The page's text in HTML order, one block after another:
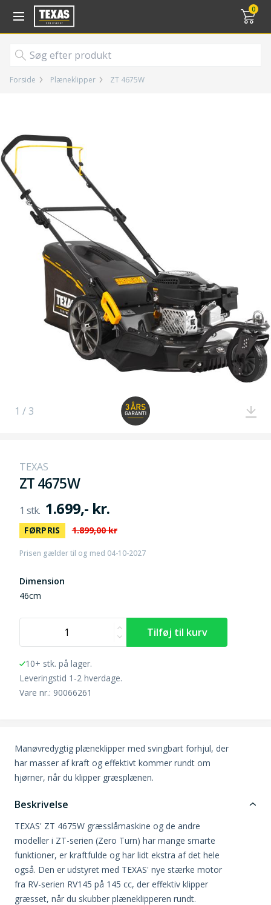
0
Gå til kurv (
Forside Plæneklipper ZT 4675W
1 / 3
TEXAS
ZT 4675W
1.699,- kr.
FØRPRIS 1.899,00 kr
Prisen gælder til og med 04-10-2027
Dimension
46cm
10+ stk. på lager.
Leveringstid 1-2 hverdage.
Vare nr.: 90066261
Manøvredygtig plæneklipper med svingbart forhjul, der
har masser af kraft og effektivt kommer rundt om
hjørner, når du klipper græsplænen.
Beskrivelse
TEXAS' ZT 4675W græsslåmaskine og de andre
modeller i ZT-serien (Zero Turn) har mange smarte
funktioner, er kraftfulde og har lidt ekstra af det hele
også. Den er udstyret med TEXAS' nye stærke motor
fra RV-serien RV145 på 145 cc, der effektiv klipper
græsset, når du skubber plæneklipperen rundt.